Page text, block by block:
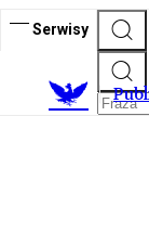
Serwisy